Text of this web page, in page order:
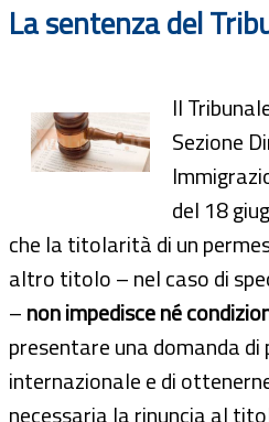
La sentenza del
Il
Sezione
del 18
che la titolarità di un
altro titolo – nel caso di
–non impedisce né
presentare una domanda
internazionale e di
necessaria la rinuncia al